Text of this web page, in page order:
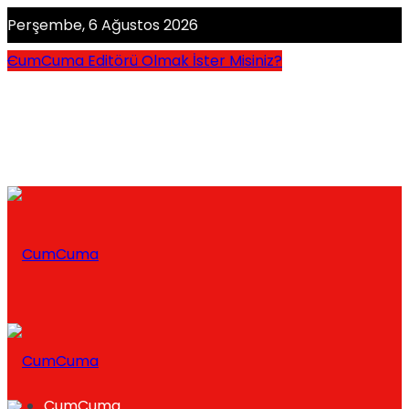
Perşembe, 6 Ağustos 2026
CumCuma Editörü Olmak İster Misiniz?